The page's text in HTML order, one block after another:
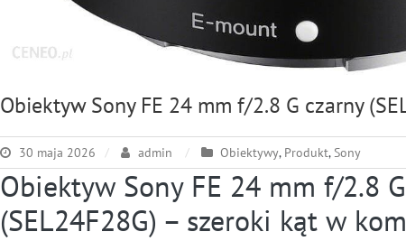
Obiektyw Sony FE 24 mm f/2.8 G czarny
30 maja 2026 admin Obiektywy, Produkt, Sony
Obiektyw Sony FE 24 mm f/2.8
(SEL24F28G) – szeroki kąt w